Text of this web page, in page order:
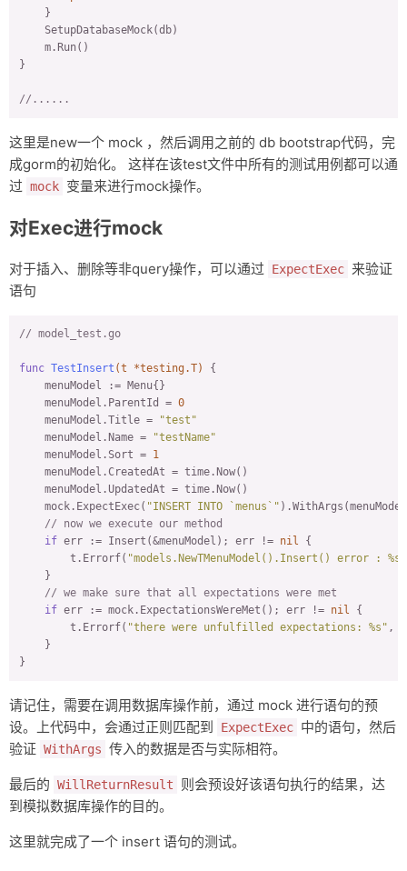
}
SetupDatabaseMock(db)
m.Run()
}
//......
这里是new一个 mock ，然后调用之前的 db bootstrap代码，完
成gorm的初始化。 这样在该test文件中所有的测试用例都可以通
过 mock 变量来进行mock操作。
对Exec进行mock
对于插入、删除等非query操作，可以通过 ExpectExec 来验证
语句
// model_test.go
func TestInsert (t *testing.T)
{
menuModel := Menu{}
menuModel.ParentId = 0
menuModel.Title =
"test"
menuModel.Name =
"testName"
menuModel.Sort = 1
menuModel.CreatedAt = time.Now()
menuModel.UpdatedAt = time.Now()
mock.ExpectExec( "INSERT INTO `menus`"
// now we execute our method
if err := Insert(&menuModel); err != nil {
t.Errorf( "models.NewTMenuModel().Insert() error : %s"
}
// we make sure that all expectations were met
if err := mock.ExpectationsWereMet(); err != nil {
t.Errorf( "there were unfulfilled expectations: %s" ,
}
请记住，需要在调用数据库操作前，通过 mock 进行语句的预
设。上代码中，会通过正则匹配到
ExpectExec 中的语句，然后
验证 WithArgs 传入的数据是否与实际相符。
最后的 WillReturnResult
则会预设好该语句执行的结果，达
到模拟数据库操作的目的。
这里就完成了一个 insert 语句的测试。